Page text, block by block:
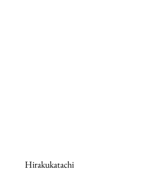
Hirakukatachi